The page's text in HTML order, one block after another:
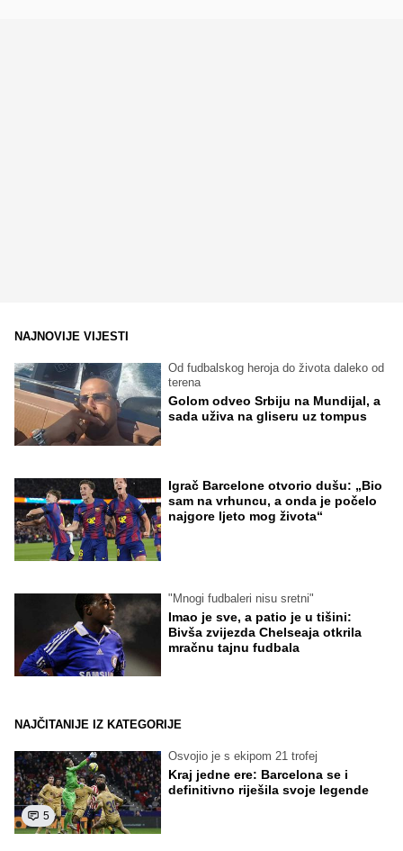
NAJNOVIJE VIJESTI
Od fudbalskog heroja do života daleko od
terena
Golom odveo Srbiju na Mundijal, a
sada uživa na gliseru uz tompus
Igrač Barcelone otvorio dušu: „Bio
sam na vrhuncu, a onda je počelo
najgore ljeto mog života“
"Mnogi fudbaleri nisu sretni"
Imao je sve, a patio je u tišini:
Bivša zvijezda Chelseaja otkrila
mračnu tajnu fudbala
NAJČITANIJE IZ KATEGORIJE
5
Osvojio je s ekipom 21 trofej
Kraj jedne ere: Barcelona se i
definitivno riješila svoje legende